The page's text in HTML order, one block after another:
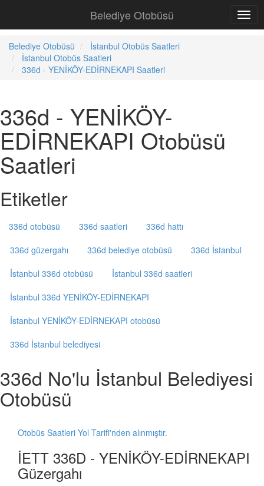
Belediye Otobüsü
Belediye Otobüsü
İstanbul Otobüs Saatleri
İstanbul Otobüs Saatleri
336d - YENİKÖY-EDİRNEKAPI Saatleri
336d - YENİKÖY-
EDİRNEKAPI Otobüsü
Saatleri
Etiketler
336d otobüsü 336d saatleri
336d hattı
336d güzergahı
336d belediye otobüsü
336d İstanbul
İstanbul 336d otobüsü
İstanbul 336d saatleri
İstanbul 336d YENİKÖY-EDİRNEKAPI
İstanbul YENİKÖY-EDİRNEKAPI otobüsü
336d İstanbul belediyesi
336d No'lu İstanbul Belediyesi
Otobüsü
Otobüs Saatleri Yol Tarifi'nden alınmıştır.
İETT 336D - YENİKÖY-EDİRNEKAPI
Güzergahı